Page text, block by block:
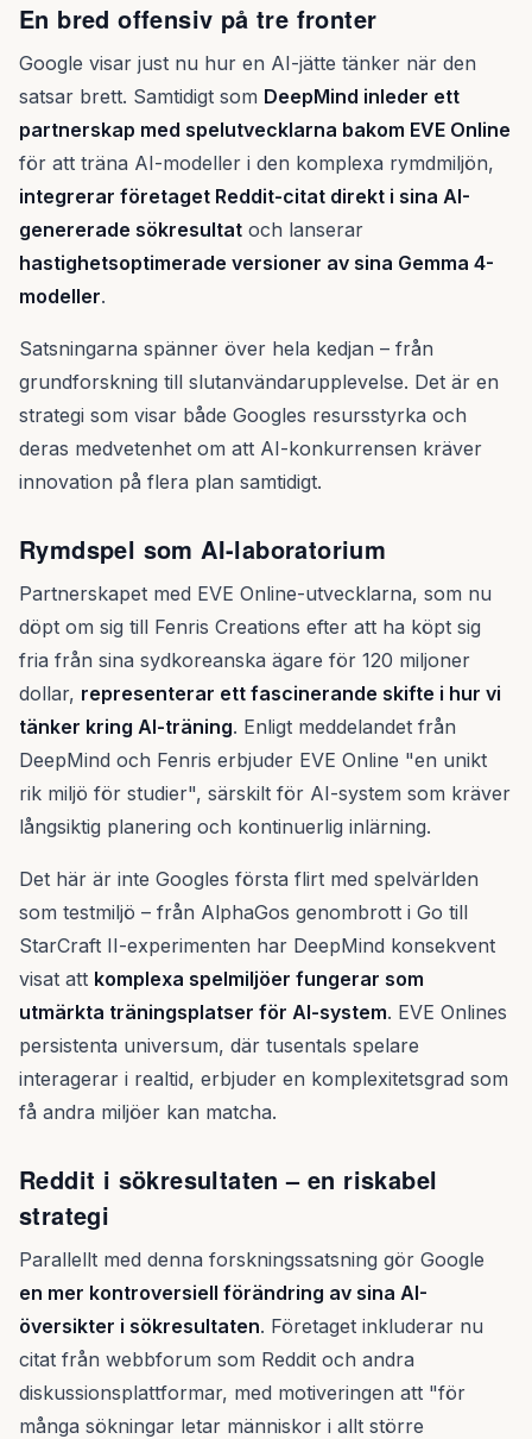
En bred offensiv på tre fronter
Google visar just nu hur en AI-jätte tänker när den
satsar brett. Samtidigt som DeepMind inleder ett
partnerskap med spelutvecklarna bakom EVE Online
för att träna AI-modeller i den komplexa rymdmiljön,
integrerar företaget Reddit-citat direkt i sina AI-
genererade sökresultat och lanserar
hastighetsoptimerade versioner av sina Gemma 4-
modeller.
Satsningarna spänner över hela kedjan – från
grundforskning till slutanvändarupplevelse. Det är en
strategi som visar både Googles resursstyrka och
deras medvetenhet om att AI-konkurrensen kräver
innovation på flera plan samtidigt.
Rymdspel som AI-laboratorium
Partnerskapet med EVE Online-utvecklarna, som nu
döpt om sig till Fenris Creations efter att ha köpt sig
fria från sina sydkoreanska ägare för 120 miljoner
dollar, representerar ett fascinerande skifte i hur vi
tänker kring AI-träning. Enligt meddelandet från
DeepMind och Fenris erbjuder EVE Online "en unikt
rik miljö för studier", särskilt för AI-system som kräver
långsiktig planering och kontinuerlig inlärning.
Det här är inte Googles första flirt med spelvärlden
som testmiljö – från AlphaGos genombrott i Go till
StarCraft II-experimenten har DeepMind konsekvent
visat att komplexa spelmiljöer fungerar som
utmärkta träningsplatser för AI-system. EVE Onlines
persistenta universum, där tusentals spelare
interagerar i realtid, erbjuder en komplexitetsgrad som
få andra miljöer kan matcha.
Reddit i sökresultaten – en riskabel
strategi
Parallellt med denna forskningssatsning gör Google
en mer kontroversiell förändring av sina AI-
översikter i sökresultaten. Företaget inkluderar nu
citat från webbforum som Reddit och andra
diskussionsplattformar, med motiveringen att "för
många sökningar letar människor i allt större